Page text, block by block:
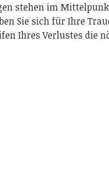
stehen im
Sie sich für Ihre
Ihres Verlustes die